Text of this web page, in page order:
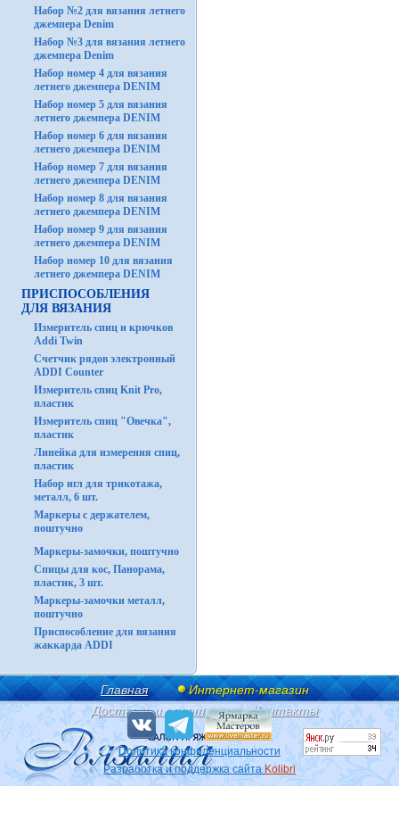
Набор №2 для вязания летнего
джемпера Denim
Набор №3 для вязания летнего
джемпера Denim
Набор номер 4 для вязания
летнего джемпера DENIM
Набор номер 5 для вязания
летнего джемпера DENIM
Набор номер 6 для вязания
летнего джемпера DENIM
Набор номер 7 для вязания
летнего джемпера DENIM
Набор номер 8 для вязания
летнего джемпера DENIM
Набор номер 9 для вязания
летнего джемпера DENIM
Набор номер 10 для вязания
летнего джемпера DENIM
ПРИСПОСОБЛЕНИЯ
ДЛЯ ВЯЗАНИЯ
Измеритель спиц и крючков
Addi Twin
Счетчик рядов электронный
ADDI Counter
Измеритель спиц Knit Pro,
пластик
Измеритель спиц "Овечка",
пластик
Линейка для измерения спиц,
пластик
Набор игл для трикотажа,
металл, 6 шт.
Маркеры с держателем,
поштучно
Маркеры-замочки, поштучно
Спицы для кос, Панорама,
пластик, 3 шт.
Маркеры-замочки металл,
поштучно
Приспособление для вязания
жаккарда ADDI
Главная
Интернет-магазин
Доставка и оплата
Контакты
Политика конфиденциальности
Разработка и поддержка сайта Kolibri